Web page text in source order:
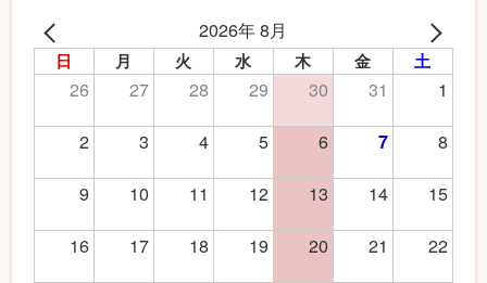
2026年 8月
日 月 火 水 木 金 土
26 27 28 29 30 31
1
2
3 4 5 6 7
8
9
10 11 12 13 14
15
16
17 18 19 20 21
22